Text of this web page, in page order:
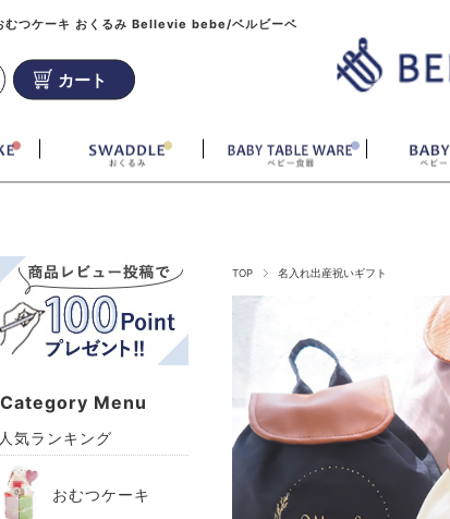
むつケーキ おくるみ Bellevie bebe/ベルビーベ
カート
TOP 名入れ出産祝いギフト
Category Menu
人気ランキング
おむつケーキ